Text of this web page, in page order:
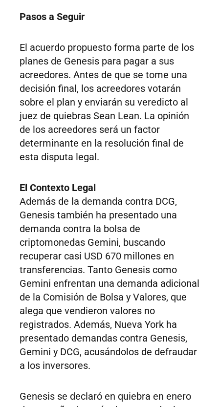
Pasos a Seguir
El acuerdo propuesto forma parte de los
planes de Genesis para pagar a sus
acreedores. Antes de que se tome una
decisión final, los acreedores votarán
sobre el plan y enviarán su veredicto al
juez de quiebras Sean Lean. La opinión
de los acreedores será un factor
determinante en la resolución final de
esta disputa legal.
El Contexto Legal
Además de la demanda contra DCG,
Genesis también ha presentado una
demanda contra la bolsa de
criptomonedas Gemini, buscando
recuperar casi USD 670 millones en
transferencias. Tanto Genesis como
Gemini enfrentan una demanda adicional
de la Comisión de Bolsa y Valores, que
alega que vendieron valores no
registrados. Además, Nueva York ha
presentado demandas contra Genesis,
Gemini y DCG, acusándolos de defraudar
a los inversores.
Genesis se declaró en quiebra en enero